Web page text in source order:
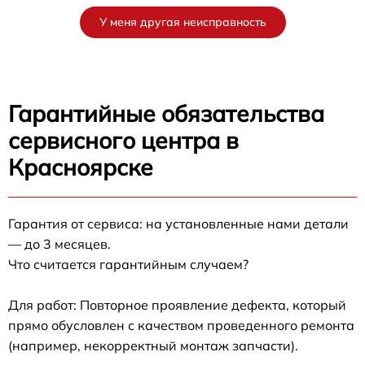
У меня другая неисправность
Гарантийные обязательства
сервисного центра в
Красноярске
Гарантия от сервиса: на установленные нами детали
— до 3 месяцев.
Что считается гарантийным случаем?
Для работ: Повторное проявление дефекта, который
прямо обусловлен с качеством проведенного ремонта
(например, некорректный монтаж запчасти).